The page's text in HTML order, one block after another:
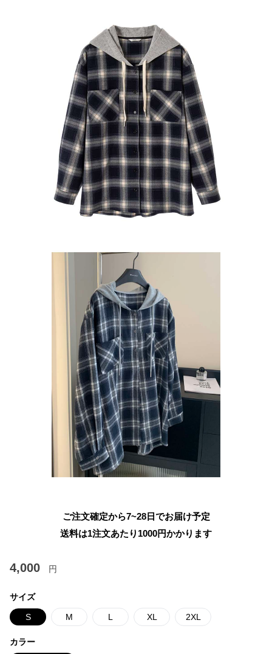
ご注文確定から7~28日でお届け予定
送料は1注文あたり 1000円かかります
4,000 円
サイズ
S M L XL 2XL
カラー